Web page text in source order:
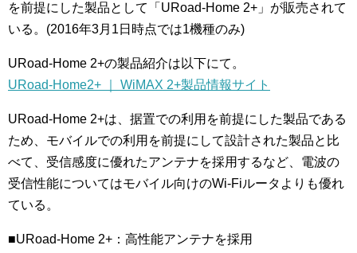
を前提にした製品として「URoad-Home 2+」が販売されて
いる。(2016年3月1日時点では1機種のみ)
URoad-Home 2+の製品紹介は以下にて。
URoad-Home2+ ｜ WiMAX 2+製品情報サイト
URoad-Home 2+は、据置での利用を前提にした製品である
ため、モバイルでの利用を前提にして設計された製品と比
べて、受信感度に優れたアンテナを採用するなど、電波の
受信性能についてはモバイル向けのWi-Fiルータよりも優れ
ている。
■URoad-Home 2+：高性能アンテナを採用